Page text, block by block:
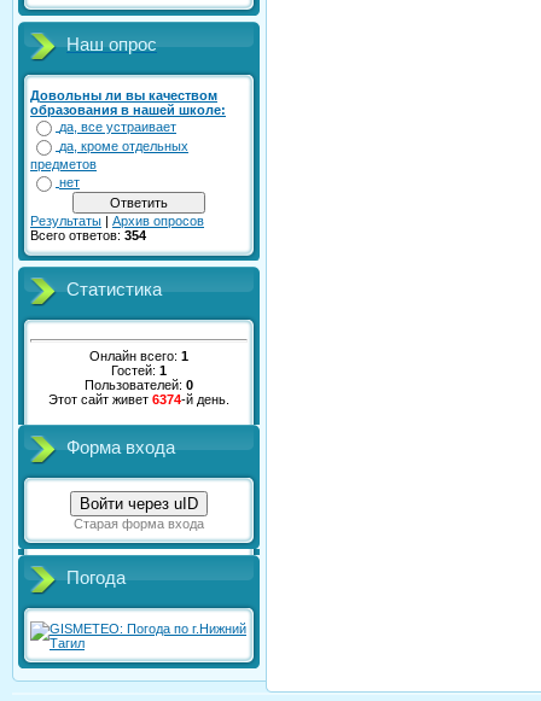
Наш опрос
Довольны ли вы качеством
образования в нашей школе:
да, все устраивает
да, кроме отдельных
предметов
нет
Результаты | Архив опросов
Всего ответов: 354
Статистика
Онлайн всего: 1
Гостей: 1
Пользователей: 0
Этот сайт живет 6374-й день.
Форма входа
Войти через uID
Старая форма входа
Погода